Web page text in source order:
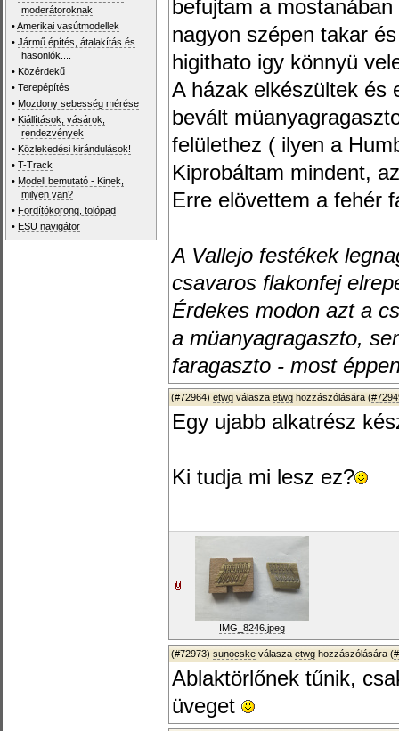
moderátoroknak
•Amerikai vasútmodellek
•Jármű építés, átalakítás és
hasonlók....
• Közérdekű
•Terepépítés
• Mozdony sebesség mérése
• Kiállítások, vásárok,
rendezvények
• Közlekedési kirándulások!
•T-Track
• Modell bemutató - Kinek,
milyen van?
• Fordítókorong, tolópad
• ESU navigátor
befujtam a
nagyon szépen takar
higithato igy könnyü
A házak elkészültek és
bevált
felülethez ( ilyen a
Kiprobáltam mindent,
Erre elövettem a fehér
A Vallejo festékek
csavaros flakonfej
Érdekes modon azt a
a müanyagragaszto,
faragaszto - most
(#72964) etwg válasza etwg hozzászólására (
Egy ujabb alkatrész
Ki tudja mi lesz ez?
IMG_8246.jpeg
(#72973) sunocske válasza etwg hozzászólására (
Ablaktörlőnek tűnik,
üveget